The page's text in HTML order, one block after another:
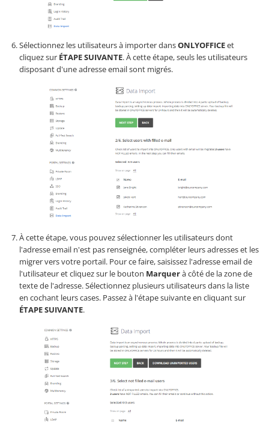
Sélectionnez les utilisateurs à importer dansONLYOFFICEet
cliquez sur ÉTAPE SUIVANTE. À cette étape, seuls les utilisateurs
disposant d'une adresse email sont migrés.
À cette étape, vous pouvez sélectionner les utilisateurs dont
l'adresse email n'est pas renseignée, compléter leurs adresses et les
migrer vers votre portail. Pour ce faire, saisissez l'adresse email de
l'utilisateur et cliquez sur le bouton Marquerà côté de la zone de
texte de l'adresse. Sélectionnez plusieurs utilisateurs dans la liste
en cochant leurs cases. Passez à l'étape suivante en cliquant sur
ÉTAPE SUIVANTE.